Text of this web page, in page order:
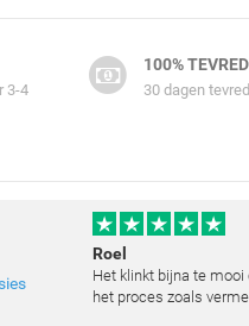
3-4
100%
30 dagen
Roel
Het klinkt bijna te
het proces zoals